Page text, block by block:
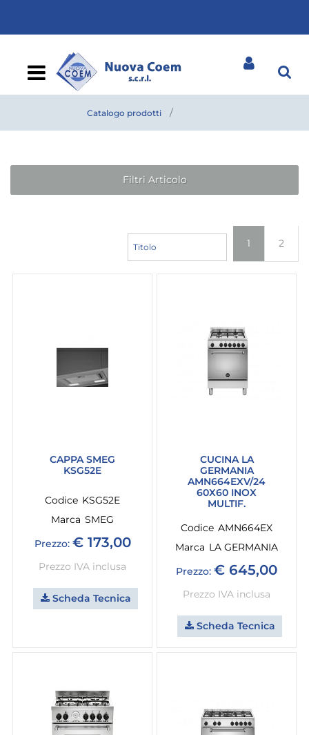
Open
Catalogo prodotti
Filtri Articolo
1 2
CAPPA SMEG
KSG52E
Codice KSG52E
Marca SMEG
Prezzo: € 173,00
Prezzo IVA inclusa
Scheda Tecnica
CUCINA LA
GERMANIA
AMN664EXV/24
60X60 INOX
MULTIF.
Codice AMN664EX
Marca LA GERMANIA
Prezzo: € 645,00
Prezzo IVA inclusa
Scheda Tecnica